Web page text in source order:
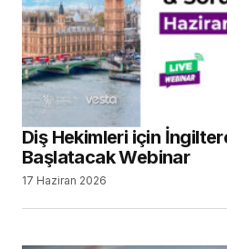
Diş Hekimleri için
Başlatacak Webinar
17 Haziran 2026